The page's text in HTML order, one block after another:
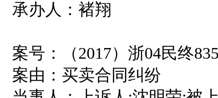
承办人：褚翔
案号：（2017）浙04民终
案由：买卖合同纠纷